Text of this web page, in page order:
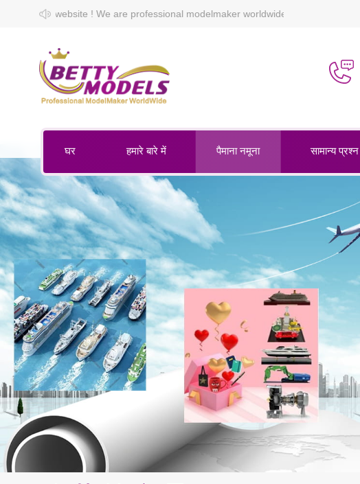
modelmaker worldwide.
घर हमारे बारे में पैमाना नमूना सामान्य प्रश्न